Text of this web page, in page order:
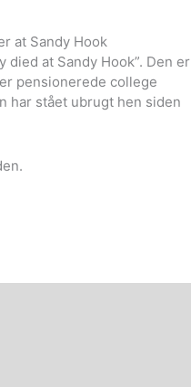
at Sandy Hook
at Sandy Hook”. Den er
pensionerede college
har stået ubrugt hen siden